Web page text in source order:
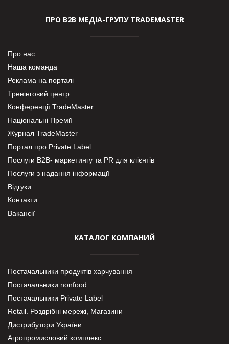
ПРО В2В МЕДІА-ГРУПУ TRADEMASTER
Про нас
Наша команда
Реклама на порталі
Тренінговий центр
Конференції TradeMaster
Національні Премії
Журнал TradeMaster
Портал про Private Label
Послуги В2В- маркетингу та PR для клієнтів
Послуги з надання інформації
Відгуки
Контакти
Вакансії
КАТАЛОГ КОМПАНИЙ
Постачальники продуктів харчування
Постачальники nonfood
Постачальники Private Label
Retail. Роздрібні мережі, Магазини
Дистрибутори України
Агропромисловий комплекс